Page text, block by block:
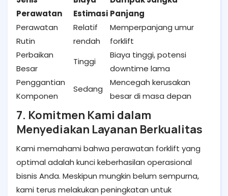
Perawatan
Estimasi Panjang
Perawatan
Rutin
Relatif
rendah
Memperpanjang umur
forklift
Perbaikan
Besar
Tinggi
Biaya tinggi, potensi
downtime lama
Penggantian
Komponen
Sedang
Mencegah kerusakan
besar di masa depan
7. Komitmen Kami dalam
Menyediakan Layanan Berkualitas
Kami memahami bahwa perawatan forklift yang
optimal adalah kunci keberhasilan operasional
bisnis Anda. Meskipun mungkin belum sempurna,
kami terus melakukan peningkatan untuk